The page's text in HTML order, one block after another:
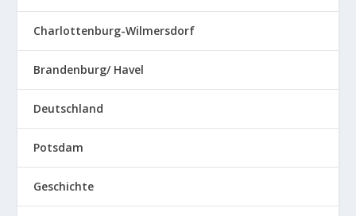
Charlottenburg-Wilmersdorf
Brandenburg/ Havel
Deutschland
Potsdam
Geschichte